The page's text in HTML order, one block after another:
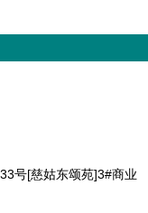
号[慈姑东颂苑]3#商业